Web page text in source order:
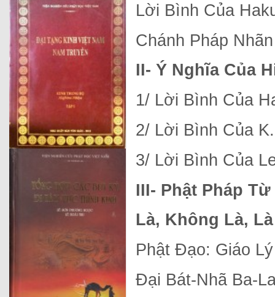
Lời Bình Của
Chánh Pháp
II- Ý Nghĩa Của
1/ Lời Bình Của
2/ Lời Bình Của
3/ Lời Bình Của
III- Phật Pháp
Là, Không Là,
Phật Đạo: Giáo
Đại Bát-Nhã Ba-